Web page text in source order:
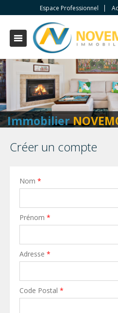
Espace Professionnel
Immobilier
Créer un compte
Nom *
Prénom *
Adresse *
Code Postal *